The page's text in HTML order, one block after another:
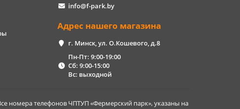
info@f-park.by
Адрес нашего магазина
г. Минск, ул. О.Кошевого, д.8
Пн-Пт: 9:00-19:00
Сб: 9:00-15:00
Вс: выходной
номера телефонов ЧПТУП «Фермерский парк», указаны на